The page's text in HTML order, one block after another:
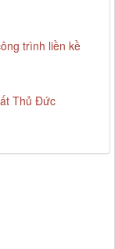
trình liền kề
Thủ Đức